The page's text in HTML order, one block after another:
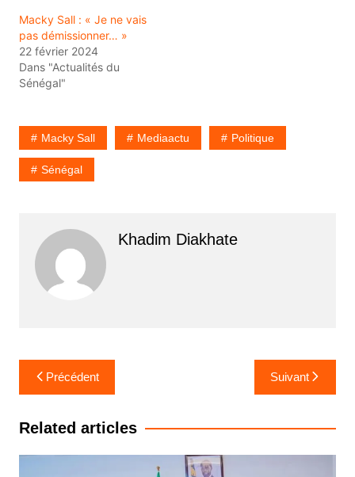
Macky Sall : « Je ne vais
pas démissionner… »
22 février 2024
Dans "Actualités du
Sénégal"
Macky Sall Mediaactu Politique
Sénégal
Khadim Diakhate
Navigation
de
l’article
Précédent Suivant
Related articles